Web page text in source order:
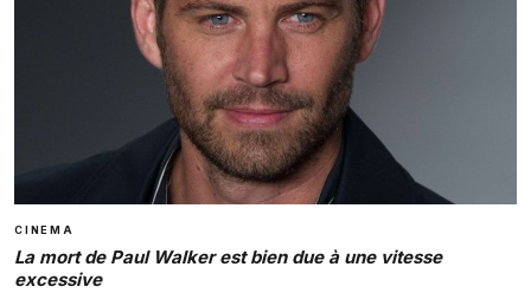
CINEMA
La mort de Paul Walker est bien due à une vitesse
excessive